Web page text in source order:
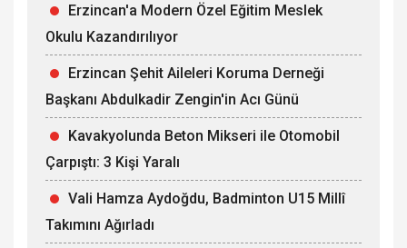
Erzincan'a Modern Özel Eğitim Meslek
Okulu Kazandırılıyor
Erzincan Şehit Aileleri Koruma Derneği
Başkanı Abdulkadir Zengin'in Acı Günü
Kavakyolunda Beton Mikseri ile Otomobil
Çarpıştı: 3 Kişi Yaralı
Vali Hamza Aydoğdu, Badminton U15 Millî
Takımını Ağırladı